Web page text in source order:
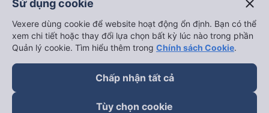
keyboard_arrow_down
Trở thành đối tác
Đối tác thanh toán
Sử dụng cookie close
Vexere dùng cookie để website hoạt động ổn định. Bạn có thể
xem chi tiết hoặc thay đổi lựa chọn bất kỳ lúc nào trong phần
Quản lý cookie. Tìm hiểu thêm trong Chính sách Cookie.
Chấp nhận tất cả
Tùy chọn cookie